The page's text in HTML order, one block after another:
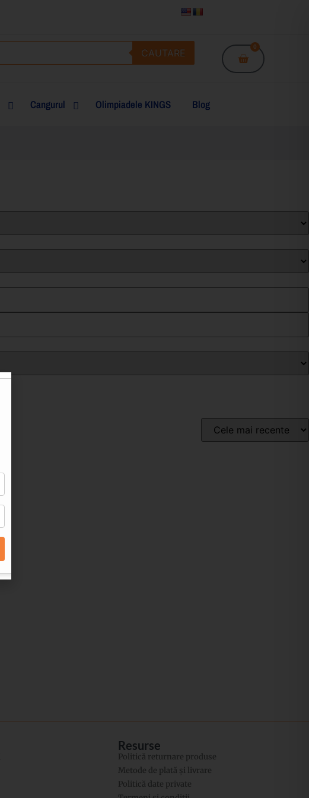
CAUTARE
0
Cangurul Olimpiadele KINGS Blog
Resurse
Politică returnare produse
Metode de plată și livrare
Politică date private